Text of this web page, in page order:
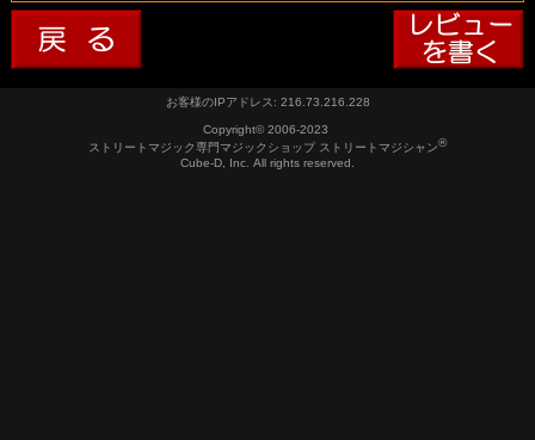
お客様のIPアドレス: 216.73.216.228
Copyright© 2006-2023
ストリートマジック専門マジックショップ ストリートマジシャン®
Cube-D, Inc. All rights reserved.